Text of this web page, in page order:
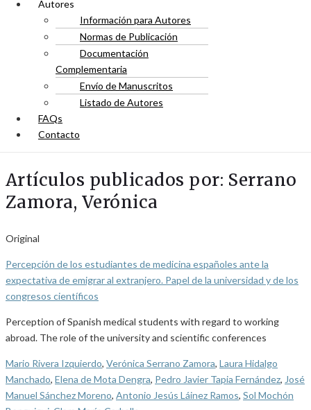
Autores
Información para Autores
Normas de Publicación
Documentación
Complementaria
Envío de Manuscritos
Listado de Autores
FAQs
Contacto
Artículos publicados por: Serrano
Zamora, Verónica
Original
Percepción de los estudiantes de medicina españoles ante la
expectativa de emigrar al extranjero. Papel de la universidad y de los
congresos científicos
Perception of Spanish medical students with regard to working
abroad. The role of the university and scientific conferences
Mario Rivera Izquierdo, Verónica Serrano Zamora, Laura Hidalgo
Manchado, Elena de Mota Dengra, Pedro Javier Tapia Fernández, José
Manuel Sánchez Moreno, Antonio Jesús Láinez Ramos, Sol Mochón